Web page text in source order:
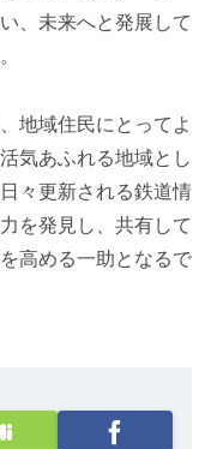
、未来へと発展して
地域住民にとってよ
気あふれる地域とし
々更新される鉄道情
を発見し、共有して
高める一助となるで